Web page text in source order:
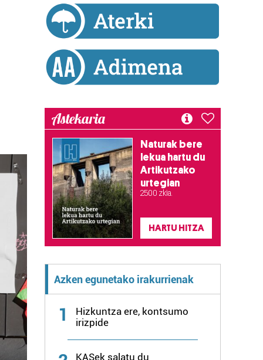
Astekaria
Naturak bere
lekua hartu du
Artikutzako
urtegian
2.500 zkia.
HARTU HITZA
Azken egunetako irakurrienak
1
Hizkuntza ere, kontsumo
irizpide
KASek salatu du